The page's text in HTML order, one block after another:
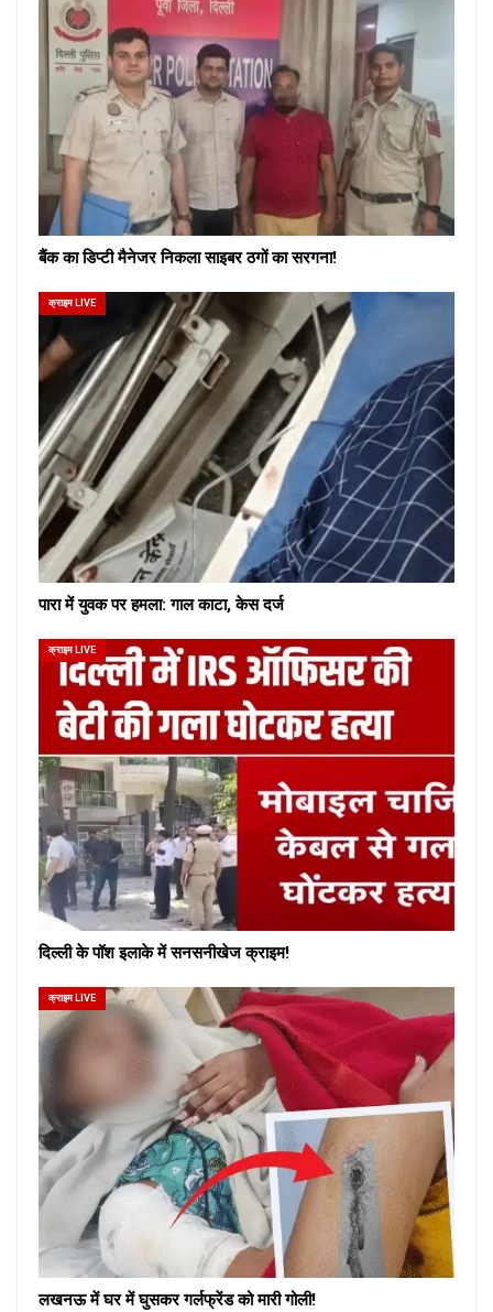
बैंक का डिप्टी मैनेजर निकला साइबर ठगों का सरगना!
क्राइम LIVE
पारा में युवक पर हमला: गाल काटा, केस दर्ज
क्राइम LIVE
दिल्ली के पॉश इलाके में सनसनीखेज क्राइम!
क्राइम LIVE
लखनऊ में घर में घुसकर गर्लफ्रेंड को मारी गोली!